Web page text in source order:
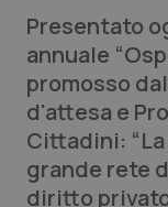
Professionisti
Abruzzo
Basilicata
QS Pro
Artrite &
QS Club
Presentato
annuale
promosso
d'attesa e
Cittadini:
grande rete
diritto